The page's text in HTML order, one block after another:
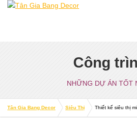
Công
NHỮNG DỰ ÁN TỐT
Tân Gia Bang Decor Siêu Thị Thiết kế siêu thị